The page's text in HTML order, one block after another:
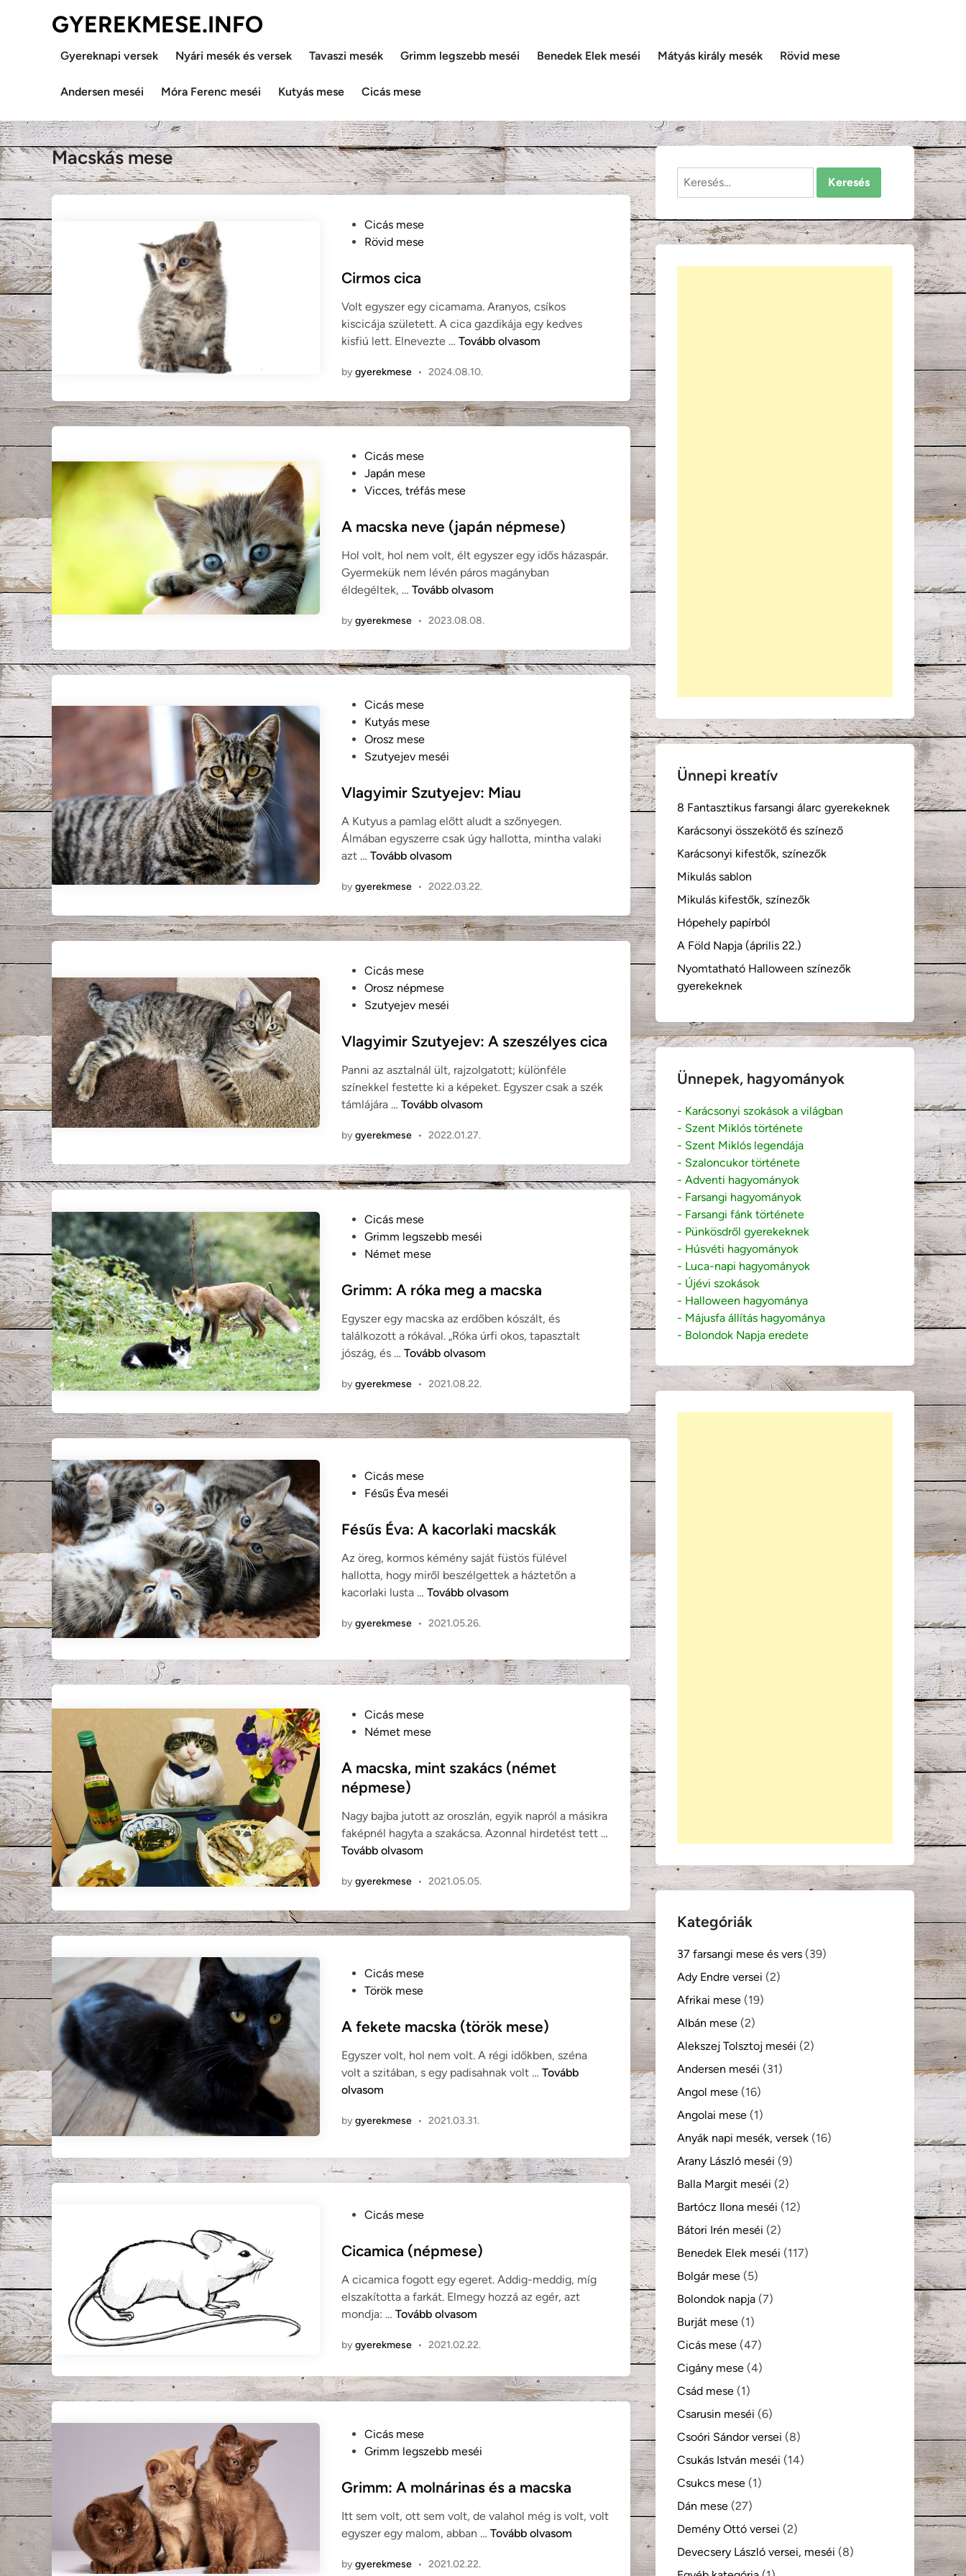
GYEREKMESE.INFO
Gyereknapi versek Nyári mesék és versek Tavaszi mesék Grimm legszebb meséi Benedek Elek meséi Mátyás király mesék Rövid mese
Andersen meséi Móra Ferenc meséi Kutyás mese Cicás mese
Macskás mese
t
d
i
n
Cicás mese
Rövid mese
Cirmos cica
Volt egyszer egy cicamama. Aranyos, csíkos
kiscicája született. A cica gazdikája egy kedves
kisfiú lett. Elnevezte … C
r
o
s
a
Tovább olvasom
bygyerekmese • 2024.08.10.
e
i
n
Cicás mese
Japán mese
Vicces, tréfás mese
A macska neve (japán népmese)
Hol volt, hol nem volt, élt egyszer egy idős házaspár.
Gyermekük nem lévén páros magányban
éldegéltek, … A
a
s
k
n
e
v
e
j
n
n
p
m
s
e
)
Tovább olvasom
bygyerekmese • 2023.08.08.
d
n
Cicás mese
Kutyás mese
Orosz mese
Szutyejev meséi
Vlagyimir Szutyejev: Miau
A Kutyus a pamlag előtt aludt a szőnyegen.
Álmában egyszerre csak úgy hallotta, mintha valaki
azt … V
a
y
i
i
r
S
u
y
e
j
e
:
M
a
u
Tovább olvasom
bygyerekmese • 2022.03.22.
e
i
n
Cicás mese
Orosz népmese
Szutyejev meséi
Vlagyimir Szutyejev: A szeszélyes cica
Panni az asztalnál ült, rajzolgatott; különféle
színekkel festette ki a képeket. Egyszer csak a szék
támlájára … V
a
y
i
i
r
S
u
y
e
e
:
A
e
s
é
y
e
c
a
Tovább olvasom
bygyerekmese • 2022.01.27.
e
i
n
Cicás mese
Grimm legszebb meséi
Német mese
Grimm: A róka meg a macska
Egyszer egy macska az erdőben kószált, és
találkozott a rókával. „Róka úrfi okos, tapasztalt
jószág, és … G
i
m
:
r
ó
a
e
g
a
a
s
k
Tovább olvasom
bygyerekmese • 2021.08.22.
t
d
i
n
Cicás mese
Fésűs Éva meséi
Fésűs Éva: A kacorlaki macskák
Az öreg, kormos kémény saját füstös fülével
hallotta, hogy miről beszélgettek a háztetőn a
kacorlaki lusta … F
s
s
É
:
k
o
r
k
m
a
k
Tovább olvasom
bygyerekmese • 2021.05.26.
t
e
i
n
Cicás mese
Német mese
A macska, mint szakács (német
népmese)
Nagy bajba jutott az oroszlán, egyik napról a másikra
faképnél hagyta a szakácsa. Azonnal hirdetést tett …
A
a
s
k
n
s
z
a
á
s
(
e
n
é
p
e
e
)
Tovább olvasom
bygyerekmese • 2021.05.05.
t
d
i
n
Cicás mese
Török mese
A fekete macska (török mese)
Egyszer volt, hol nem volt. A régi időkben, széna
volt a szitában, s egy padisahnak volt … A
t
e
a
(
k
m
Tovább
olvasom
bygyerekmese • 2021.03.31.
s
e
d
i
Cicás mese
Cicamica (népmese)
A cicamica fogott egy egeret. Addig-meddig, míg
elszakította a farkát. Elmegy hozzá az egér, azt
mondja: … C
c
m
i
a
(
é
m
e
e
Tovább olvasom
bygyerekmese • 2021.02.22.
t
d
i
Cicás mese
Grimm legszebb meséi
Grimm: A molnárinas és a macska
Itt sem volt, ott sem volt, de valahol még is volt, volt
egyszer egy malom, abban … G
Tovább olvasom
bygyerekmese • 2021.02.22.
Keresés:
Ünnepi kreatív
8 Fantasztikus farsangi álarc gyerekeknek
Karácsonyi összekötő és színező
Karácsonyi kifestők, színezők
Mikulás sablon
Mikulás kifestők, színezők
Hópehely papírból
A Föld Napja (április 22.)
Nyomtatható Halloween színezők
gyerekeknek
Ünnepek, hagyományok
- Karácsonyi szokások a világban
- Szent Miklós története
- Szent Miklós legendája
- Szaloncukor története
- Adventi hagyományok
- Farsangi hagyományok
- Farsangi fánk története
- Pünkösdről gyerekeknek
- Húsvéti hagyományok
- Luca-napi hagyományok
- Újévi szokások
- Halloween hagyománya
- Májusfa állítás hagyománya
- Bolondok Napja eredete
Kategóriák
37 farsangi mese és vers (39)
Ady Endre versei (2)
Afrikai mese (19)
Albán mese (2)
Alekszej Tolsztoj meséi (2)
Andersen meséi (31)
Angol mese (16)
Angolai mese (1)
Anyák napi mesék, versek (16)
Arany László meséi (9)
Balla Margit meséi (2)
Bartócz Ilona meséi (12)
Bátori Irén meséi (2)
Benedek Elek meséi (117)
Bolgár mese (5)
Bolondok napja (7)
Burját mese (1)
Cicás mese (47)
Cigány mese (4)
Csád mese (1)
Csarusin meséi (6)
Csoóri Sándor versei (8)
Csukás István meséi (14)
Csukcs mese (1)
Dán mese (27)
Demény Ottó versei (2)
Devecsery László versei, meséi (8)